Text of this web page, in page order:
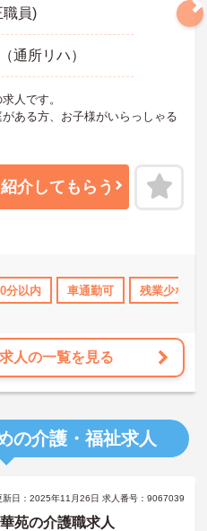
日勤のみ ブランクOK
職員)
通所リハ）
人です。
ある方、お子様がいらっしゃる
ん。
ますので安心して就業していた
紹介してもらう
分以内 車通勤可 残業少なめ
人の一覧を見る
の介護・福祉求人
新日：2025年11月26日 求人番号：9067039
苑の介護職求人